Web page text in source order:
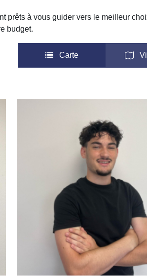
prêts à vous guider vers le meilleur
budget.
Carte